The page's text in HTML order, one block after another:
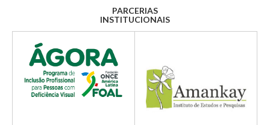
PARCERIAS
INSTITUCIONAIS